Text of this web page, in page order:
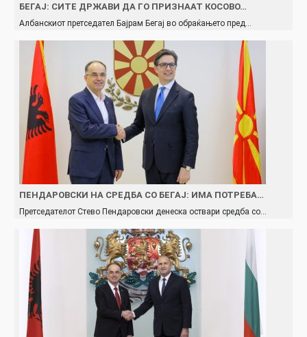
БЕГАЈ: СИТЕ ДРЖАВИ ДА ГО ПРИЗНААТ КОСОВО…
Албанскиот претседател Бајрам Бегај во обраќањето пред…
ПЕНДАРОВСКИ НА СРЕДБА СО БЕГАЈ: ИМА ПОТРЕБА…
Претседателот Стево Пендаровски денеска оствари средба со…